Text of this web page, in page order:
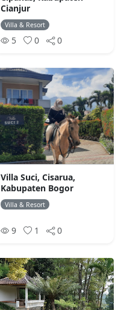
Cianjur
Villa & Resort
5 0 0
Villa Suci, Cisarua,
Kabupaten Bogor
Villa & Resort
9 1 0